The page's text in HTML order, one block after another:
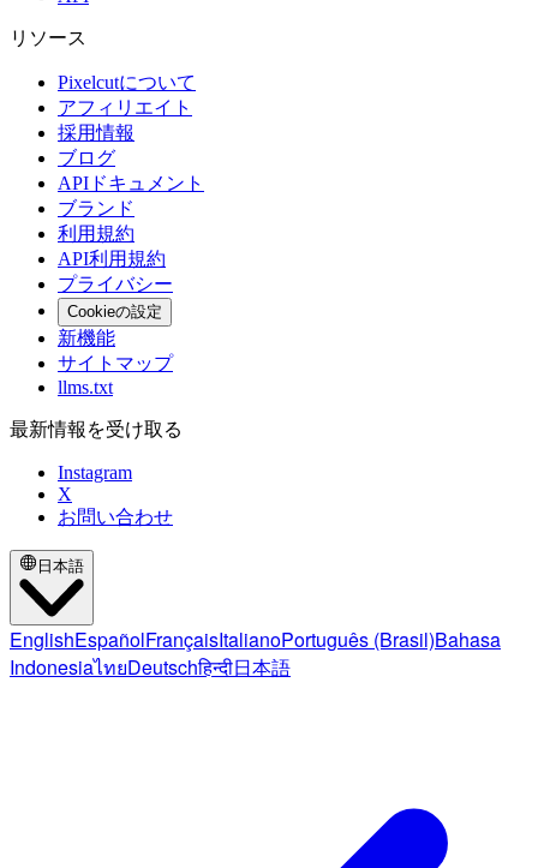
リソース
Pixelcutについて
アフィリエイト
採用情報
ブログ
APIドキュメント
ブランド
利用規約
API利用規約
プライバシー
Cookieの設定
新機能
サイトマップ
llms.txt
最新情報を受け取る
Instagram
X
お問い合わせ
日本語
EnglishEspañolFrançaisItalianoPortuguês (Brasil)Bahasa
IndonesiaไทยDeutschहिन्दी日本語